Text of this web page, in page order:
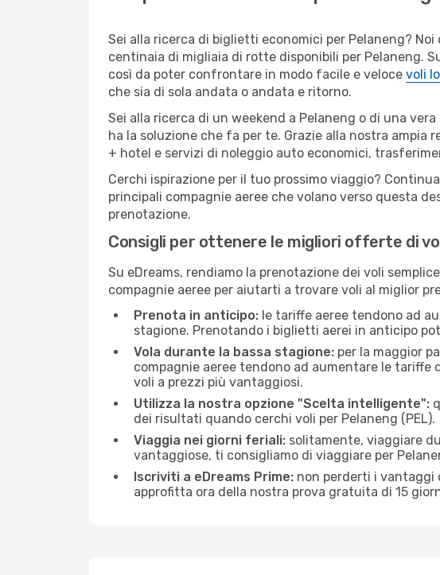
Sei alla ricerca di biglietti economici per Pelaneng?
centinaia di migliaia di rotte disponibili per Pelaneng.
così da poter confrontare in modo facile e veloce voli
che sia di sola andata o andata e ritorno.
Sei alla ricerca di un weekend a Pelaneng o di una
ha la soluzione che fa per te. Grazie alla nostra
+ hotel e servizi di noleggio auto economici,
Cerchi ispirazione per il tuo prossimo viaggio?
principali compagnie aeree che volano verso questa
prenotazione.
Consigli per ottenere le migliori offerte di
Su eDreams, rendiamo la prenotazione dei voli
compagnie aeree per aiutarti a trovare voli al miglior
Prenota in anticipo: le tariffe aeree tendono ad
stagione. Prenotando i biglietti aerei in anticipo
Vola durante la bassa stagione: per la maggior
compagnie aeree tendono ad aumentare le tariffe
voli a prezzi più vantaggiosi.
Utilizza la nostra opzione "Scelta intelligente":
dei risultati quando cerchi voli per Pelaneng (PEL).
Viaggia nei giorni feriali: solitamente, viaggiare
vantaggiose, ti consigliamo di viaggiare per
Iscriviti a eDreams Prime: non perderti i vantaggi
approfitta ora della nostra prova gratuita di 15